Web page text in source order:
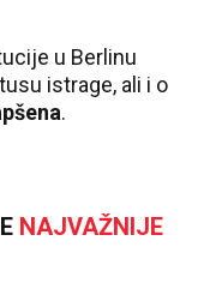
u Berlinu
istrage, ali i o
.
NAJVAŽNIJE